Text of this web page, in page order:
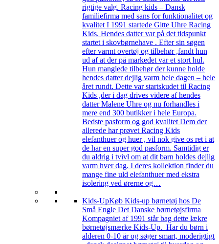
rigtige valg. Racing kids – Dansk
familiefirma med sans for funktionalitet og
kvalitet I 1991 startede Gitte Uhre Racing
Kids. Hendes datter var på det tidspunkt
startet i skovbørnehave . Efter sin søgen
efter varmt overtøj og tilbehør ,fandt hun
ud af at der på markedet var et stort hul.
Hun manglede tilbehør der kunne holde
hendes datter dejlig varm hele dagen – hele
året rundt. Dette var startskudet til Racing
Kids ,der i dag drives videre af hendes
datter Malene Uhre og nu forhandles i
mere end 300 butikker i hele Europa.
Bedste pasform og god kvalitet Dem der
allerede har prøvet Racing Kids
elefanthuer og huer , vil nok give os ret i at
de har en super god pasform. Samtidig er
du aldrig i tvivl om at dit barn holdes dejlig
varm hver dag. I deres kollektion finder du
mange fine uld elefanthuer med ekstra
isolering ved ørerne og…
Kids-UpKøb Kids-up børnetøj hos De
Små Engle Det Danske børnetøjsfirma
Kompagniet af 1991 står bag dette lækre
børnetøjsmærke Kids-Up. Har du børn i
alderen 0-10 år og søger smart, moderigtigt